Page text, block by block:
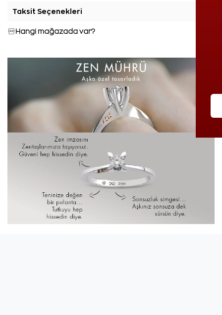
Taksit Seçenekleri
Hangi mağazada var?